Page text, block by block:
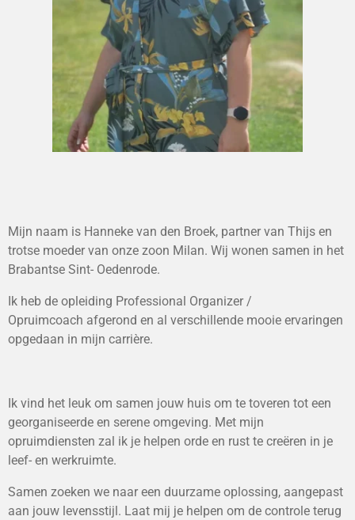
Mijn naam is Hanneke van den Broek, partner van Thijs en
trotse moeder van onze zoon Milan. Wij wonen samen in het
Brabantse Sint- Oedenrode.
Ik heb de opleiding Professional Organizer /
Opruimcoach afgerond en al verschillende mooie ervaringen
opgedaan in mijn carrière.
Ik vind het leuk om samen jouw huis om te toveren tot een
georganiseerde en serene omgeving. Met mijn
opruimdiensten zal ik je helpen orde en rust te creëren in je
leef- en werkruimte.
Samen zoeken we naar een duurzame oplossing, aangepast
aan jouw levensstijl. Laat mij je helpen om de controle terug